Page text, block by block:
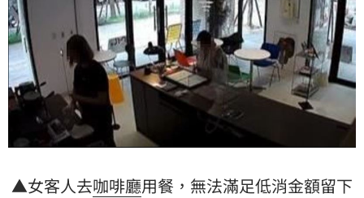
▲女客人去咖啡廳用餐，無法滿足低消金額留下